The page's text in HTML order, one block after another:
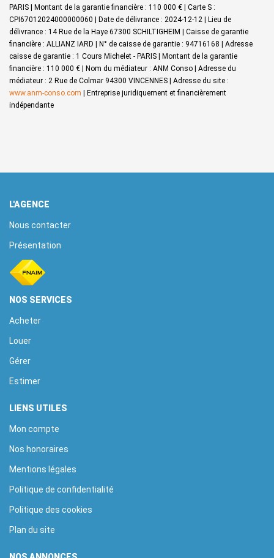
PARIS | Montant de la garantie financière : 110 000 € | Carte S :
CPI67012024000000060 | Date de délivrance : 2024-12-12 | Lieu de
délivrance : 14 Rue de la Haye 67300 SCHILTIGHEIM | Caisse de garantie
financière : ALLIANZ IARD | N° de caisse de garantie : 94716168 | Adresse
caisse de garantie : 1 Cours Michelet - PARIS | Montant de la garantie
financière : 110 000 € | Nom du médiateur : ANM Conso | Adresse du
médiateur : 2 Rue de Colmar 94300 VINCENNES | Adresse du site :
www.anm-conso.com | Entreprise juridiquement et financièrement
indépendante
L'AGENCE
Nous contacter
Présentation
NOS SERVICES
Acheter
Louer
Gérer
Estimer
LIENS UTILES
Mon compte
Nos honoraires
Mentions légales
Politique de confidentialité
Politique des cookies
Plan du site